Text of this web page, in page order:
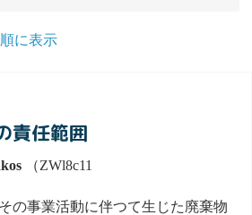
に表示
責任範囲
（ZWl8c11
事業活動に伴つて生じた廃棄物